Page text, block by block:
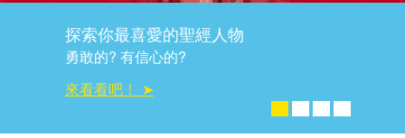
探索你最喜愛的聖經人物
勇敢的? 有信心的?
來看看吧！ ➤